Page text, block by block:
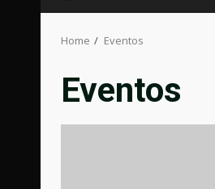
Home Eventos
Eventos